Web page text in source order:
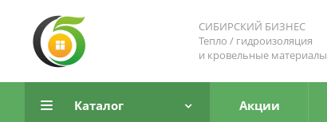
СИБИРСКИЙ БИЗНЕС
Тепло / гидроизоляция
и кровельные материалы
Каталог Акции